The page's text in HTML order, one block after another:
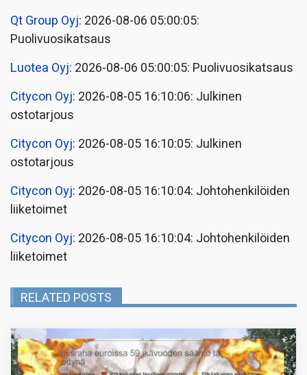
Qt Group Oyj: 2026-08-06 05:00:05:
Puolivuosikatsaus
Luotea Oyj: 2026-08-06 05:00:05: Puolivuosikatsaus
Citycon Oyj: 2026-08-05 16:10:06: Julkinen
ostotarjous
Citycon Oyj: 2026-08-05 16:10:05: Julkinen
ostotarjous
Citycon Oyj: 2026-08-05 16:10:04: Johtohenkilöiden
liiketoimet
Citycon Oyj: 2026-08-05 16:10:04: Johtohenkilöiden
liiketoimet
RELATED POSTS